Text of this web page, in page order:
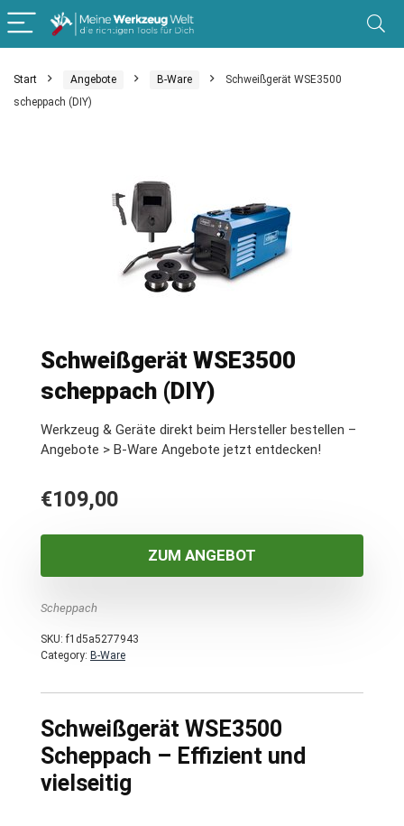
Start Angebote B-Ware
Schweißgerät WSE3500
scheppach (DIY)
Schweißgerät WSE3500
scheppach (DIY)
Werkzeug & Geräte direkt beim Hersteller bestellen –
Angebote > B-Ware Angebote jetzt entdecken!
€109,00
ZUM ANGEBOT
Scheppach
SKU:f1d5a5277943
Category: B-Ware
Schweißgerät WSE3500
Scheppach – Effizient und
vielseitig